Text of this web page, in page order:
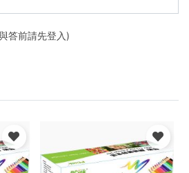
答前請先登入)